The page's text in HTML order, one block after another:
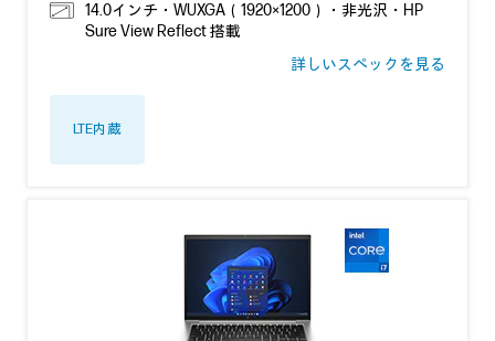
14.0インチ・WUXGA（1920×1200）・非光沢・HP
Sure View Reflect 搭載
詳しいスペックを見る
LTE内蔵